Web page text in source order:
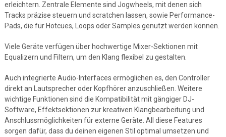
erleichtern. Zentrale Elemente sind Jogwheels, mit denen sich
Tracks präzise steuern und scratchen lassen, sowie Performance-
Pads, die für Hotcues, Loops oder Samples genutzt werden können.
Viele Geräte verfügen über hochwertige Mixer-Sektionen mit
Equalizern und Filtern, um den Klang flexibel zu gestalten.
Auch integrierte Audio-Interfaces ermöglichen es, den Controller
direkt an Lautsprecher oder Kopfhörer anzuschließen. Weitere
wichtige Funktionen sind die Kompatibilität mit gängiger DJ-
Software, Effektsektionen zur kreativen Klangbearbeitung und
Anschlussmöglichkeiten für externe Geräte. All diese Features
sorgen dafür, dass du deinen eigenen Stil optimal umsetzen und